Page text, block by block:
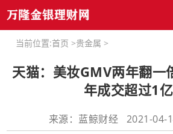
当前位置:首页 >贵金属 >
天猫：美妆GMV两年翻一
年成交超过1
来源：蓝鲸财经 2021-04-